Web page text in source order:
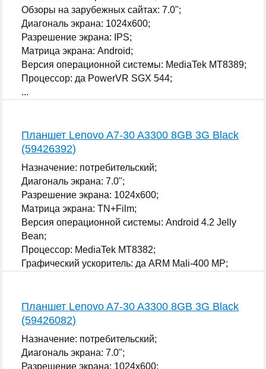
Обзоры на зарубежных сайтах: 7.0";
Диагональ экрана: 1024x600;
Разрешение экрана: IPS;
Матрица экрана: Android;
Версия операционной системы: MediaTek MT8389;
Процессор: да PowerVR SGX 544;
...
Планшет Lenovo A7-30 A3300 8GB 3G Black
(59426392)
Назначение: потребительский;
Диагональ экрана: 7.0";
Разрешение экрана: 1024x600;
Матрица экрана: TN+Film;
Версия операционной системы: Android 4.2 Jelly
Bean;
Процессор: MediaTek MT8382;
Графический ускоритель: да ARM Mali-400 MP;
Планшет Lenovo A7-30 A3300 8GB 3G Black
(59426082)
Назначение: потребительский;
Диагональ экрана: 7.0";
Разрешение экрана: 1024x600;